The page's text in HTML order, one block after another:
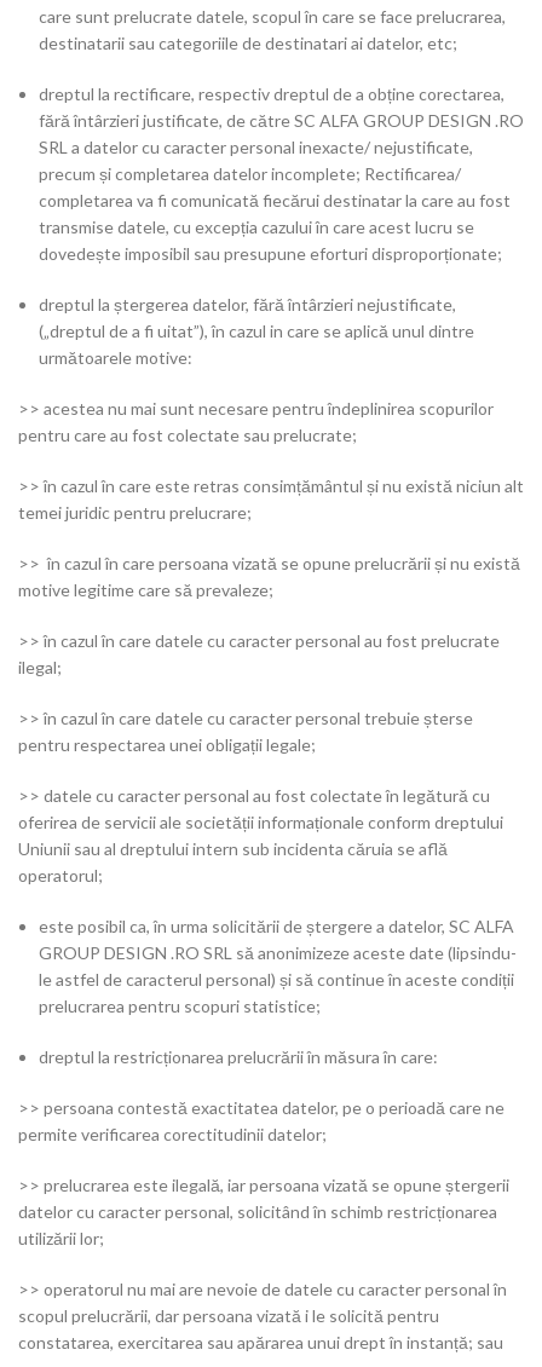
care sunt prelucrate datele, scopul în care se face prelucrarea,
destinatarii sau categoriile de destinatari ai datelor, etc;
dreptul la rectificare, respectiv dreptul de a obține corectarea,
fără întârzieri justificate, de către SC ALFA GROUP DESIGN .RO
SRL a datelor cu caracter personal inexacte/ nejustificate,
precum și completarea datelor incomplete; Rectificarea/
completarea va fi comunicată fiecărui destinatar la care au fost
transmise datele, cu excepția cazului în care acest lucru se
dovedește imposibil sau presupune eforturi disproporționate;
dreptul la ștergerea datelor, fără întârzieri nejustificate,
(„dreptul de a fi uitat”), în cazul in care se aplică unul dintre
următoarele motive:
>> acestea nu mai sunt necesare pentru îndeplinirea scopurilor
pentru care au fost colectate sau prelucrate;
>> în cazul în care este retras consimțământul și nu există niciun alt
temei juridic pentru prelucrare;
>> în cazul în care persoana vizată se opune prelucrării și nu există
motive legitime care să prevaleze;
>> în cazul în care datele cu caracter personal au fost prelucrate
ilegal;
>> în cazul în care datele cu caracter personal trebuie șterse
pentru respectarea unei obligații legale;
>> datele cu caracter personal au fost colectate în legătură cu
oferirea de servicii ale societății informaționale conform dreptului
Uniunii sau al dreptului intern sub incidenta căruia se află
operatorul;
este posibil ca, în urma solicitării de ștergere a datelor, SC ALFA
GROUP DESIGN .RO SRL să anonimizeze aceste date (lipsindu-
le astfel de caracterul personal) și să continue în aceste condiții
prelucrarea pentru scopuri statistice;
dreptul la restricționarea prelucrării în măsura în care:
>> persoana contestă exactitatea datelor, pe o perioadă care ne
permite verificarea corectitudinii datelor;
>> prelucrarea este ilegală, iar persoana vizată se opune ștergerii
datelor cu caracter personal, solicitând în schimb restricționarea
utilizării lor;
>> operatorul nu mai are nevoie de datele cu caracter personal în
scopul prelucrării, dar persoana vizată i le solicită pentru
constatarea, exercitarea sau apărarea unui drept în instanță; sau